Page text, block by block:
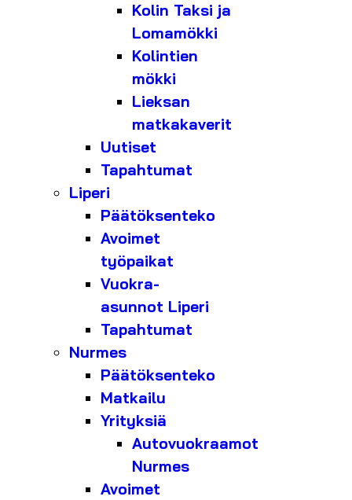
Kolin Taksi ja
Lomamökki
Kolintien
mökki
Lieksan
matkakaverit
Uutiset
Tapahtumat
Liperi
Päätöksenteko
Avoimet
työpaikat
Vuokra-
asunnot Liperi
Tapahtumat
Nurmes
Päätöksenteko
Matkailu
Yrityksiä
Autovuokraamot
Nurmes
Avoimet